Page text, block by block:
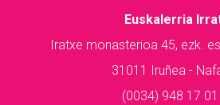
Euskalerria
Iratxe monasterioa 45, ezk.
31011 Iruñea -
(0034) 948 17 01